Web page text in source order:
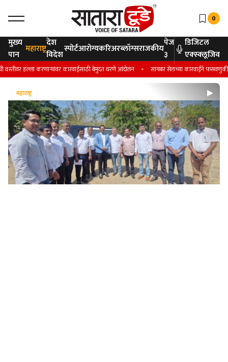
0
मुख्य
पान महाराष्ट्रदेश
विदेशस्पोर्टआरोग्यकरिअरब्लॉग्सराजकीयपेज
३
डिजिटल
एक्स्क्लूजिव
करणाऱ्यांवर कारवाईसाठी बेमुदत धरणे आंदोलन सायबर सेलच्या कारवाईने फसवणुकीतील शंभर
महाराष्ट्र